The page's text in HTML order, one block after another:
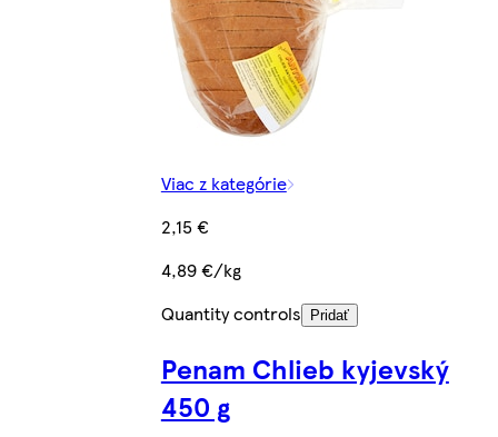
Viac z kategórie
2,15 €
4,89 €/kg
Quantity controls
Pridať
Penam Chlieb kyjevský
450 g